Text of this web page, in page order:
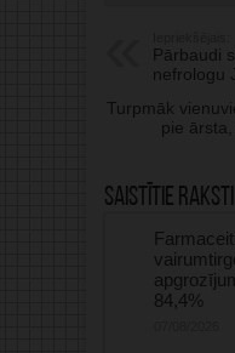
Pārbaudi
nefrologu
Turpmāk
pie
Saistītie raksti
84,4%